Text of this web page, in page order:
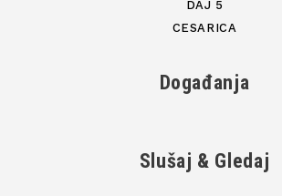
DAJ 5
CESARICA
Događanja
Slušaj & Gledaj